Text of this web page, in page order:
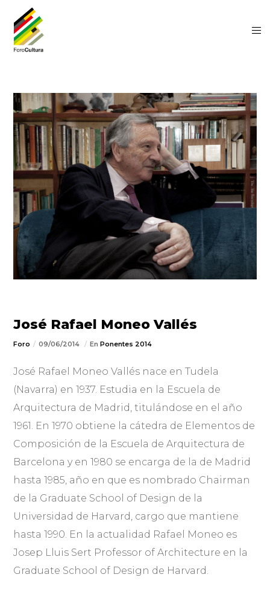
José Rafael Moneo Vallés
Foro 09/06/2014 EnPonentes 2014
José Rafael Moneo Vallés nace en Tudela
(Navarra) en 1937. Estudia en la Escuela de
Arquitectura de Madrid, titulándose en el año
1961. En 1970 obtiene la cátedra de Elementos de
Composición de la Escuela de Arquitectura de
Barcelona y en 1980 se encarga de la de Madrid
hasta 1985, año en que es nombrado Chairman
de la Graduate School of Design de la
Universidad de Harvard, cargo que mantiene
hasta 1990. En la actualidad Rafael Moneo es
Josep Lluis Sert Professor of Architecture en la
Graduate School of Design de Harvard.